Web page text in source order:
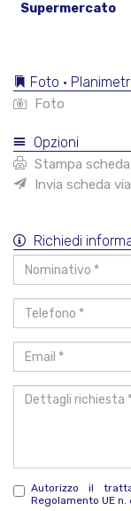
Supermercato
Foto •
Foto
Opzioni
Stampa
Invia scheda
Richiedi
Nominativo
Telefono
Email
Dettagli
richiesta
Autorizzo il
Regolamento UE n.